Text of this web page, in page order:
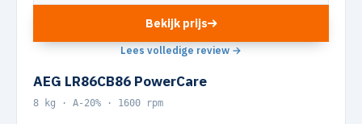
Bekijk prijs
Lees volledige review →
AEG LR86CB86 PowerCare
8 kg · A-20% · 1600 rpm